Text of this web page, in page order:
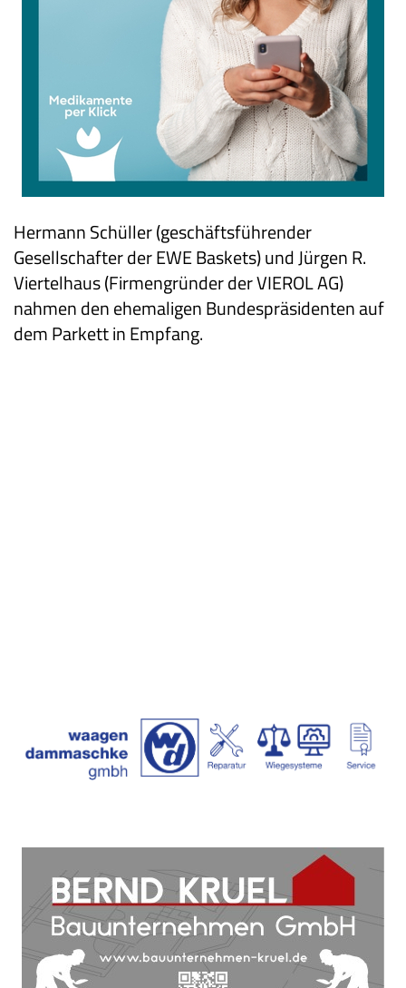
Hermann Schüller (geschäftsführender
Gesellschafter der EWE Baskets) und Jürgen R.
Viertelhaus (Firmengründer der VIEROL AG)
nahmen den ehemaligen Bundespräsidenten auf
dem Parkett in Empfang.